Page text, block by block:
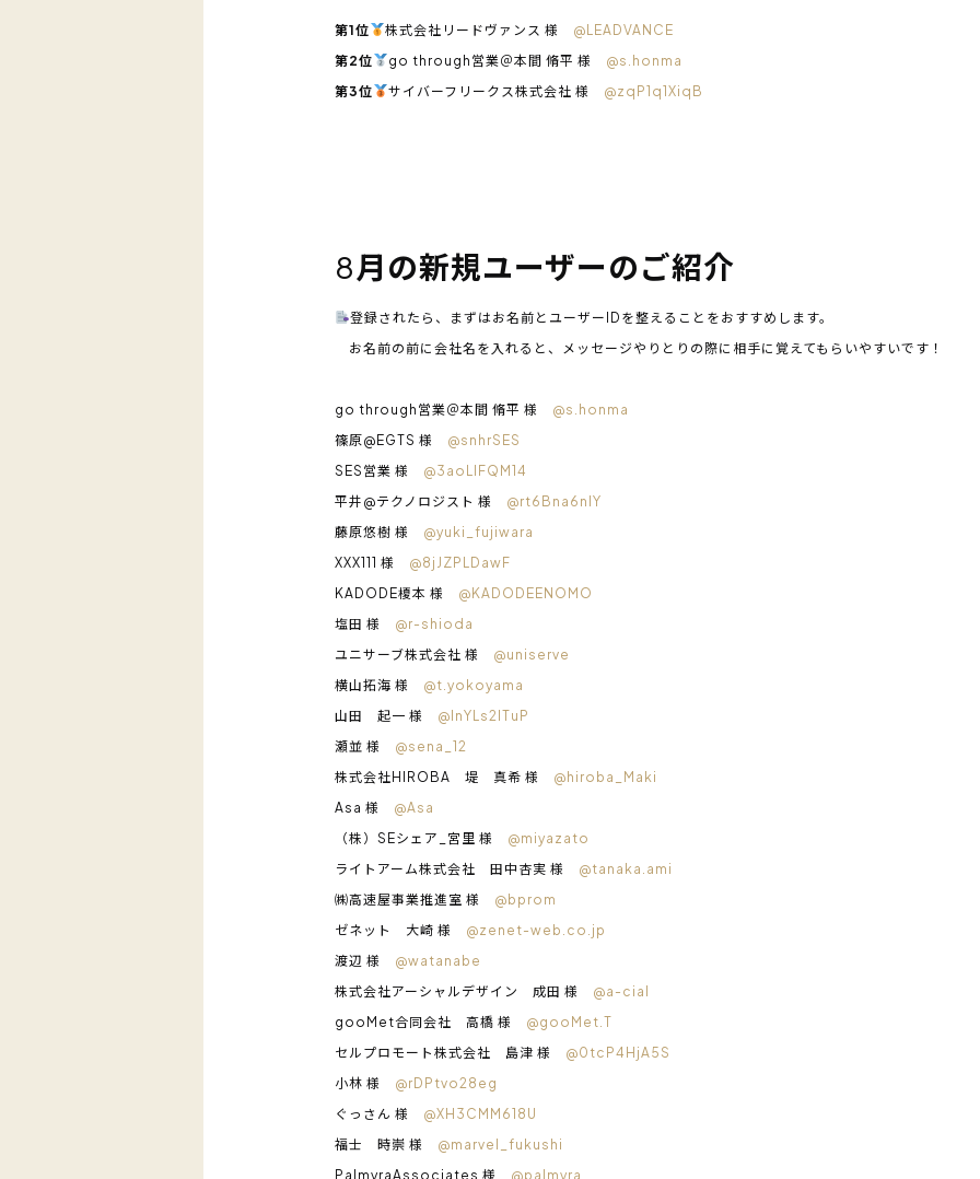
第1位 株式会社リードヴァンス 様 @LEADVANCE
第2位
go through営業＠本間 脩平 様 @s.honma
第3位
サイバーフリークス株式会社 様 @zqP1q1XiqB
8月の新規ユーザーのご紹介
登録されたら、まずはお名前とユーザーIDを整えることをおすすめします。
お名前の前に会社名を入れると、メッセージやりとりの際に相手に覚えてもらいやすいです！
go through営業＠本間 脩平 様 @s.honma
篠原@EGTS 様 @snhrSES
SES営業 様 @3aoLIFQM14
平井@テクノロジスト 様 @rt6Bna6nlY
藤原悠樹 様 @yuki_fujiwara
XXX111 様 @8jJZPLDawF
KADODE榎本 様 @KADODEENOMO
塩田 様 @r-shioda
ユニサーブ株式会社 様 @uniserve
横山拓海 様 @t.yokoyama
山田 起一 様 @lnYLs2lTuP
瀬並 様 @sena_12
株式会社HIROBA 堤 真希 様 @hiroba_Maki
Asa 様 @Asa
（株）SEシェア_宮里 様 @miyazato
ライトアーム株式会社 田中杏実 様 @tanaka.ami
㈱高速屋事業推進室 様 @bprom
ゼネット 大崎 様 @zenet-web.co.jp
渡辺 様 @watanabe
株式会社アーシャルデザイン 成田 様 @a-cial
gooMet合同会社 高橋 様 @gooMet.T
セルプロモート株式会社 島津 様 @0tcP4HjA5S
小林 様 @rDPtvo28eg
ぐっさん 様 @XH3CMM618U
福士 時崇 様 @marvel_fukushi
PalmyraAssociates 様 @palmyra